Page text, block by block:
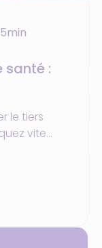
santé :
le tiers
vite